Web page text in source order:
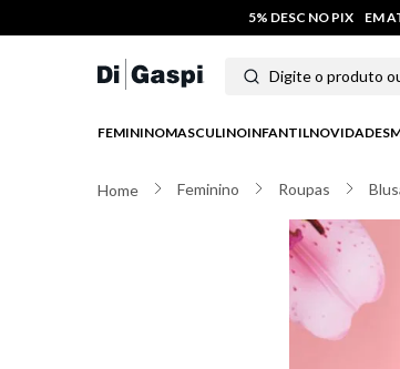
5% DESC NO PIX EM
Digite o produto ou
FEMININOMASCULINOINFANTILNOVIDADES
Feminino Roupas
tenis
moletom
tênis masculino